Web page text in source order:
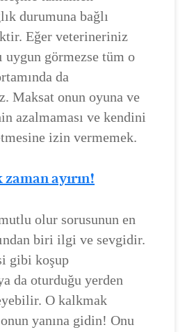
durumuna bağlı
Eğer veterineriniz
uygun görmezse tüm o
da
Maksat onun oyuna ve
azalmaması ve kendini
izin vermemek.
ayırın!
olur sorusunun en
biri ilgi ve sevgidir.
gibi koşup
da oturduğu yerden
O kalkmak
yanına gidin! Onu